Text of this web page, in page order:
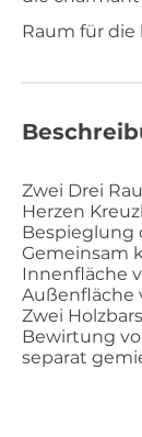
Raum für die
Zwei Drei
Herzen
Bespieglung
Gemeinsam
Innenfläche
Außenfläche
Zwei
Bewirtung
separat